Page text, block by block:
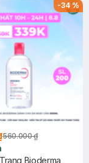
-34%
560.000 ₫
Bioderma